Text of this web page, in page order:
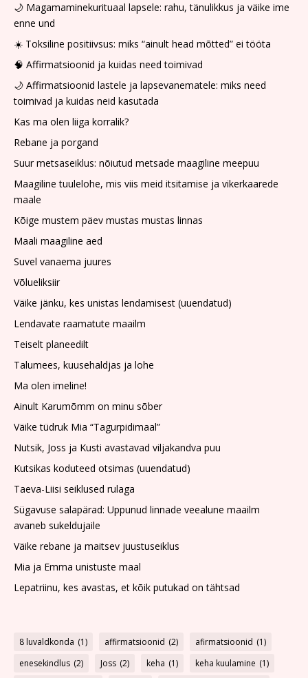
🌙 Magamaminekurituaal lapsele: rahu, tänulikkus ja väike ime
enne und
☀️ Toksiline positiivsus: miks “ainult head mõtted” ei tööta
🧠 Affirmatsioonid ja kuidas need toimivad
🌙 Affirmatsioonid lastele ja lapsevanematele: miks need
toimivad ja kuidas neid kasutada
Kas ma olen liiga korralik?
Rebane ja porgand
Suur metsaseiklus: nõiutud metsade maagiline meepuu
Maagiline tuulelohe, mis viis meid itsitamise ja vikerkaarede
maale
Kõige mustem päev mustas mustas linnas
Maali maagiline aed
Suvel vanaema juures
Võlueliksiir
Väike jänku, kes unistas lendamisest (uuendatud)
Lendavate raamatute maailm
Teiselt planeedilt
Talumees, kuusehaldjas ja lohe
Ma olen imeline!
Ainult Karumõmm on minu sõber
Väike tüdruk Mia “Tagurpidimaal”
Nutsik, Joss ja Kusti avastavad viljakandva puu
Kutsikas koduteed otsimas (uuendatud)
Taeva-Liisi seiklused rulaga
Sügavuse salapärad: Uppunud linnade veealune maailm
avaneb sukeldujaile
Väike rebane ja maitsev juustuseiklus
Mia ja Emma unistuste maal
Lepatriinu, kes avastas, et kõik putukad on tähtsad
8 luvaldkonda (1) affirmatsioonid (2) afirmatsioonid (1)
enesekindlus (2) Joss (2) keha (1) keha kuulamine (1)